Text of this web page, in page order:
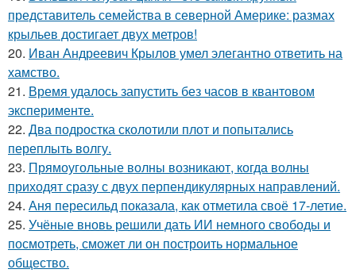
представитель семейства в северной Америке: размах
крыльев достигает двух метров!
20. Иван Андреевич Крылов умел элегантно ответить на
хамство.
21. Время удалось запустить без часов в квантовом
эксперименте.
22. Два подростка сколотили плот и попытались
переплыть волгу.
23. Прямоугольные волны возникают, когда волны
приходят сразу с двух перпендикулярных направлений.
24. Аня пересильд показала, как отметила своё 17-летие.
25. Учёные вновь решили дать ИИ немного свободы и
посмотреть, сможет ли он построить нормальное
общество.